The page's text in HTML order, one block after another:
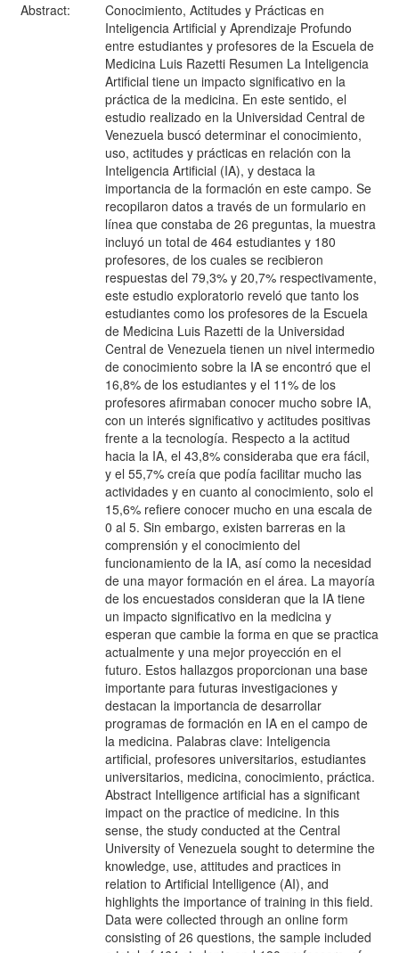
Abstract:
Conocimiento, Actitudes y Prácticas en
Inteligencia Artificial y Aprendizaje Profundo
entre estudiantes y profesores de la Escuela de
Medicina Luis Razetti Resumen La Inteligencia
Artificial tiene un impacto significativo en la
práctica de la medicina. En este sentido, el
estudio realizado en la Universidad Central de
Venezuela buscó determinar el conocimiento,
uso, actitudes y prácticas en relación con la
Inteligencia Artificial (IA), y destaca la
importancia de la formación en este campo. Se
recopilaron datos a través de un formulario en
línea que constaba de 26 preguntas, la muestra
incluyó un total de 464 estudiantes y 180
profesores, de los cuales se recibieron
respuestas del 79,3% y 20,7% respectivamente,
este estudio exploratorio reveló que tanto los
estudiantes como los profesores de la Escuela
de Medicina Luis Razetti de la Universidad
Central de Venezuela tienen un nivel intermedio
de conocimiento sobre la IA se encontró que el
16,8% de los estudiantes y el 11% de los
profesores afirmaban conocer mucho sobre IA,
con un interés significativo y actitudes positivas
frente a la tecnología. Respecto a la actitud
hacia la IA, el 43,8% consideraba que era fácil,
y el 55,7% creía que podía facilitar mucho las
actividades y en cuanto al conocimiento, solo el
15,6% refiere conocer mucho en una escala de
0 al 5. Sin embargo, existen barreras en la
comprensión y el conocimiento del
funcionamiento de la IA, así como la necesidad
de una mayor formación en el área. La mayoría
de los encuestados consideran que la IA tiene
un impacto significativo en la medicina y
esperan que cambie la forma en que se practica
actualmente y una mejor proyección en el
futuro. Estos hallazgos proporcionan una base
importante para futuras investigaciones y
destacan la importancia de desarrollar
programas de formación en IA en el campo de
la medicina. Palabras clave: Inteligencia
artificial, profesores universitarios, estudiantes
universitarios, medicina, conocimiento, práctica.
Abstract Intelligence artificial has a significant
impact on the practice of medicine. In this
sense, the study conducted at the Central
University of Venezuela sought to determine the
knowledge, use, attitudes and practices in
relation to Artificial Intelligence (AI), and
highlights the importance of training in this field.
Data were collected through an online form
consisting of 26 questions, the sample included